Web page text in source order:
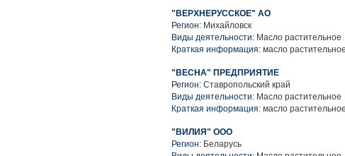
"ВЕРХНЕРУССКОЕ" АО
Регион: Михайловск
Виды деятельности: Масло растительное
Краткая информация: масло растительное
"ВЕСНА" ПРЕДПРИЯТИЕ
Регион: Ставропольский край
Виды деятельности: Масло растительное
Краткая информация: масло растительное
"ВИЛИЯ" ООО
Регион: Беларусь